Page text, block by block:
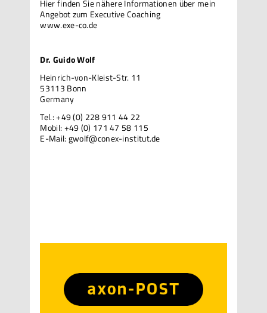
Hier finden Sie nähere Informationen über mein
Angebot zum Executive Coaching
www.exe-co.de
Dr. Guido Wolf
Heinrich-von-Kleist-Str. 11
53113 Bonn
Germany
Tel.: +49 (0) 228 911 44 22
Mobil: +49 (0) 171 47 58 115
E-Mail:gwolf@conex-institut.de